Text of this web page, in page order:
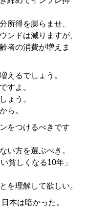
所得を膨らませ、
ンドは減りますが、
者の消費が増えま
えるでしょう。
すよ。
ょう。
ら。
をつけるべきです
い方を選ぶべき。
貧しくなる10年」
を理解して欲しい。
本は暗かった。